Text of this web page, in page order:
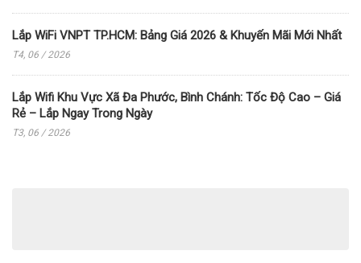
Lắp WiFi VNPT TP.HCM: Bảng Giá 2026 & Khuyến Mãi Mới Nhất
T4, 06 / 2026
Lắp Wifi Khu Vực Xã Đa Phước, Bình Chánh: Tốc Độ Cao – Giá
Rẻ – Lắp Ngay Trong Ngày
T3, 06 / 2026